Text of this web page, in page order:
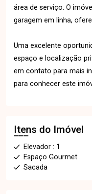
área de serviço. O
garagem em linha,
Uma excelente
espaço e localização
em contato para mais
para conhecer este
Itens do Imóvel
Elevador : 1
Espaço Gourmet
Sacada